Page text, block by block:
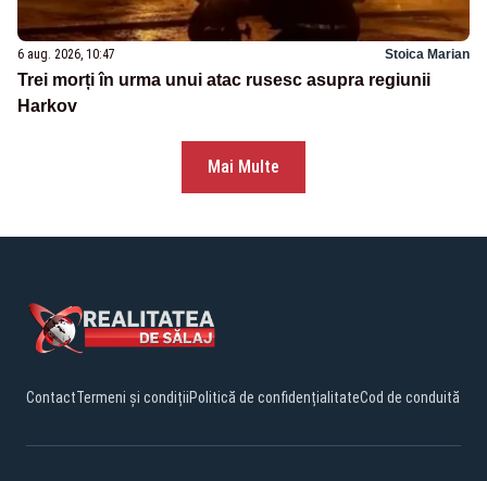
6 aug. 2026, 10:47 Stoica Marian
Trei morți în urma unui atac rusesc asupra regiunii
Harkov
Mai Multe
ContactTermeni și condițiiPolitică de confidențialitateCod de conduită